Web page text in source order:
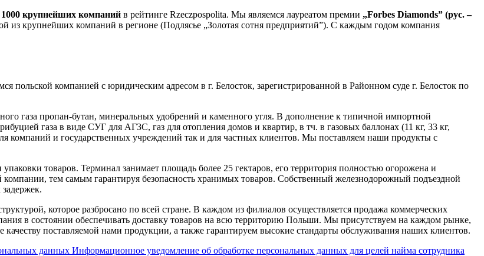
1000 крупнейших компаний в рейтинге Rzeczpospolita. Мы являемся лауреатом премии „Forbes Diamonds” (рус. –
из крупнейших компаний в регионе (Подлясье „Золотая сотня предприятий”). С каждым годом компания
польской компанией с юридическим адресом в г. Белосток, зарегистрированной в Районном суде г. Белосток по
газа пропан-бутан, минеральных удобрений и каменного угля. В дополнение к типичной импортной
газа в виде СУГ для АГЗС, газ для отопления домов и квартир, в тч. в газовых баллонах (11 кг, 33 кг,
компаний и государственных учреждений так и для частных клиентов. Мы поставляем наши продукты с
товаров. Терминал занимает площадь более 25 гектаров, его территория полностью огорожена и
тем самым гарантируя безопасность хранимых товаров. Собственный железнодорожный подъездной
которое разбросано по всей стране. В каждом из филиалов осуществляется продажа коммерческих
в состоянии обеспечивать доставку товаров на всю территорию Польши. Мы присутствуем на каждом рынке,
поставляемой нами продукции, а также гарантируем высокие стандарты обслуживания наших клиентов.
данных Информационное уведомление об обработке персональных данных для целей найма сотрудника